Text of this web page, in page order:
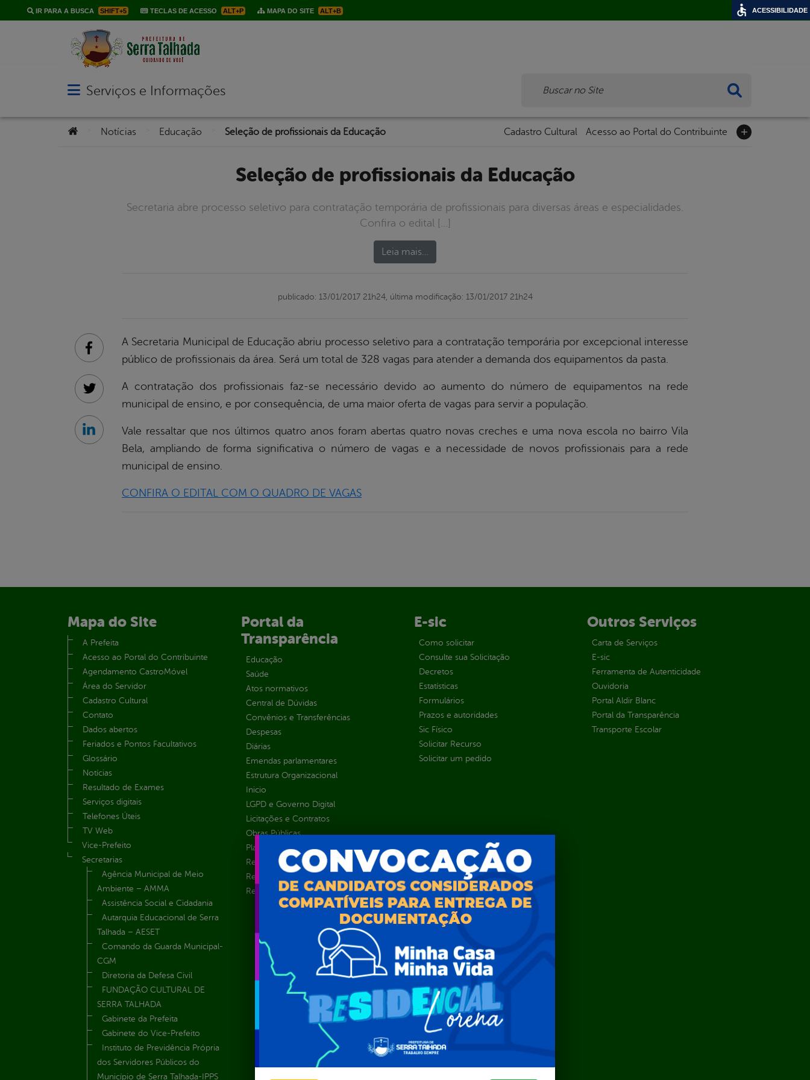
IR PARA A BUSCA SHIFT+5 TECLAS DE ACESSO ALT+P MAPA DO SITE ALT+B
Abrir menu principal de navegação
Serviços e Informações
Você está aqui:
Notícias Educação Seleção de profissionais da Educação Cadastro Cultural Acesso ao Portal do Contribuinte
Seleção de profissionais da Educação
Secretaria abre processo seletivo para contratação temporária de profissionais para diversas áreas e especialidades.
Confira o edital […]
Leia mais…
publicado: 13/01/2017 21h24, última modificação: 13/01/2017 21h24
A Secretaria Municipal de Educação abriu processo seletivo para a contratação temporária por excepcional interesse
público de profissionais da área. Será um total de 328 vagas para atender a demanda dos equipamentos da pasta.
A contratação dos profissionais faz-se necessário devido ao aumento do número de equipamentos na rede
municipal de ensino, e por consequência, de uma maior oferta de vagas para servir a população.
Vale ressaltar que nos últimos quatro anos foram abertas quatro novas creches e uma nova escola no bairro Vila
Bela, ampliando de forma significativa o número de vagas e a necessidade de novos profissionais para a rede
municipal de ensino.
CONFIRA O EDITAL COM O QUADRO DE VAGAS
Facebook
Twitter
Linkedin
Mapa do Site
A Prefeita
Acesso ao Portal do Contribuinte
Agendamento CastroMóvel
Área do Servidor
Cadastro Cultural
Contato
Dados abertos
Feriados e Pontos Facultativos
Glossário
Notícias
Resultado de Exames
Serviços digitais
Telefones Úteis
TV Web
Vice-Prefeito
Secretarias
Agência Municipal de Meio
Ambiente – AMMA
Assistência Social e Cidadania
Autarquia Educacional de Serra
Talhada – AESET
Comando da Guarda Municipal-
CGM
Diretoria da Defesa Civil
FUNDAÇÃO CULTURAL DE
SERRA TALHADA
Gabinete da Prefeita
Gabinete do Vice-Prefeito
Instituto de Previdência Própria
dos Servidores Públicos do
Município de Serra Talhada-IPPS
Portal da
Transparência
Educação
Saúde
Atos normativos
Central de Dúvidas
Convênios e Transferências
Despesas
Diárias
Emendas parlamentares
Estrutura Organizacional
Inicio
LGPD e Governo Digital
Licitações e Contratos
Obras Públicas
Planejamento e Prestação de Contas
Receitas
Recursos Humanos
Renúncias de Receitas
E-sic
Como solicitar
Consulte sua Solicitação
Decretos
Estatísticas
Formulários
Prazos e autoridades
Sic Físico
Solicitar Recurso
Solicitar um pedido
Outros Serviços
Carta de Serviços
E-sic
Ferramenta de Autenticidade
Ouvidoria
Portal Aldir Blanc
Portal da Transparência
Transporte Escolar
ACESSIBILIDADE